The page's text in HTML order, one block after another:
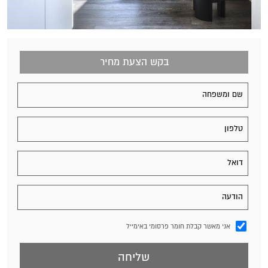
בקש הצעת מחיר
אני מאשר קבלת חומר פרסומי באימייל